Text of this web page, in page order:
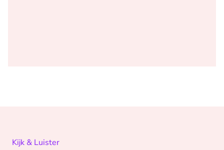
Kijk & Luister